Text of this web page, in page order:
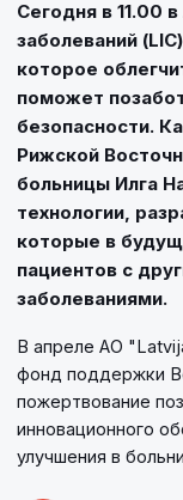
Сегодня в 11.00
заболеваний
которое
поможет
безопасности.
Рижской
больницы Илга
технологии,
которые в
пациентов с
заболеваниями.
В апреле АО
фонд поддержки
пожертвование
инновационного
улучшения в